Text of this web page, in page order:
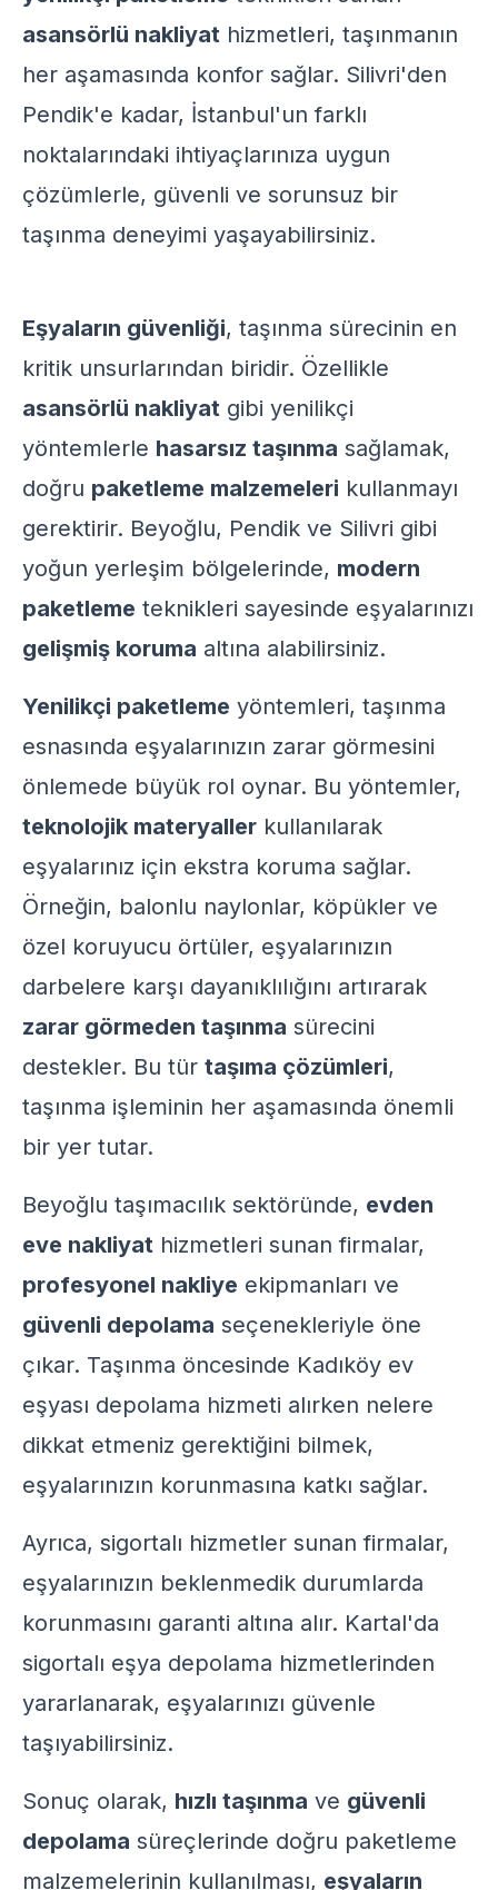
asansörlü nakliyat hizmetleri, taşınmanın
her aşamasında konfor sağlar. Silivri'den
Pendik'e kadar, İstanbul'un farklı
noktalarındaki ihtiyaçlarınıza uygun
çözümlerle, güvenli ve sorunsuz bir
taşınma deneyimi yaşayabilirsiniz.
Eşyaların güvenliği, taşınma sürecinin en
kritik unsurlarından biridir. Özellikle
asansörlü nakliyat gibi yenilikçi
yöntemlerle hasarsız taşınma sağlamak,
doğru paketleme malzemeleri kullanmayı
gerektirir. Beyoğlu, Pendik ve Silivri gibi
yoğun yerleşim bölgelerinde, modern
paketleme teknikleri sayesinde eşyalarınızı
gelişmiş koruma altına alabilirsiniz.
Yenilikçi paketleme yöntemleri, taşınma
esnasında eşyalarınızın zarar görmesini
önlemede büyük rol oynar. Bu yöntemler,
teknolojik materyaller kullanılarak
eşyalarınız için ekstra koruma sağlar.
Örneğin, balonlu naylonlar, köpükler ve
özel koruyucu örtüler, eşyalarınızın
darbelere karşı dayanıklılığını artırarak
zarar görmeden taşınma sürecini
destekler. Bu tür taşıma çözümleri,
taşınma işleminin her aşamasında önemli
bir yer tutar.
Beyoğlu taşımacılık sektöründe, evden
eve nakliyat hizmetleri sunan firmalar,
profesyonel nakliye ekipmanları ve
güvenli depolama seçenekleriyle öne
çıkar. Taşınma öncesinde Kadıköy ev
eşyası depolama hizmeti alırken nelere
dikkat etmeniz gerektiğini bilmek,
eşyalarınızın korunmasına katkı sağlar.
Ayrıca, sigortalı hizmetler sunan firmalar,
eşyalarınızın beklenmedik durumlarda
korunmasını garanti altına alır. Kartal'da
sigortalı eşya depolama hizmetlerinden
yararlanarak, eşyalarınızı güvenle
taşıyabilirsiniz.
Sonuç olarak, hızlı taşınma ve güvenli
depolama süreçlerinde doğru paketleme
malzemelerinin kullanılması, eşyaların